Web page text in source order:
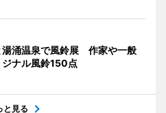
湯涌温泉で風鈴展 作家や一般
ナル風鈴150点
と見る